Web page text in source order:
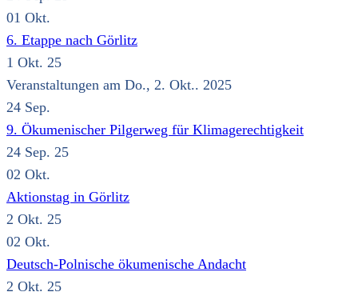
01 Okt.
6. Etappe nach Görlitz
1 Okt. 25
Veranstaltungen am Do., 2. Okt.. 2025
24 Sep.
9. Ökumenischer Pilgerweg für Klimagerechtigkeit
24 Sep. 25
02 Okt.
Aktionstag in Görlitz
2 Okt. 25
02 Okt.
Deutsch-Polnische ökumenische Andacht
2 Okt. 25